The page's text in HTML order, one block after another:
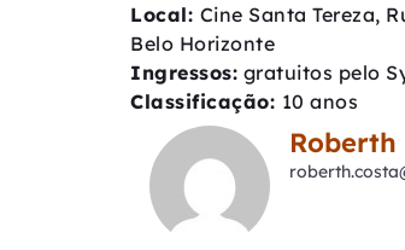
Local: Cine Santa Tereza,
Belo Horizonte
Ingressos: gratuitos pelo
Classificação: 10 anos
Roberth